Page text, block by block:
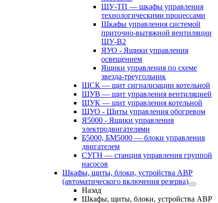
ШУ-ТП — шкафы управления
технологическими процессами
Шкафы управления системой
приточно-вытяжной вентиляции
ШУ-В2
ЯУО - Ящики управления
освещением
Ящики управления по схеме
звезда-треугольник
ЩСК — щит сигнализации котельной
ЩУВ — щит управления вентиляцией
ЩУК — щит управления котельной
ЩУО - Щиты управления обогревом
Я5000 - Ящики управления
электродвигателями
Б5000, БМ5000 — блоки управления
двигателем
СУГН — станция управления группой
насосов
Шкафы, щиты, блоки, устройства АВР
(автоматического включения резерва)
Назад
Шкафы, щиты, блоки, устройства АВР